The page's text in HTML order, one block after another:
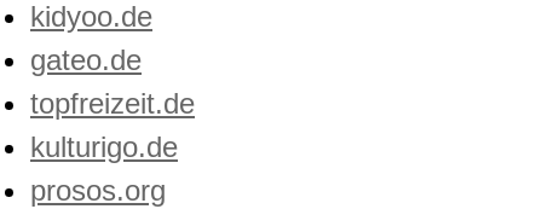
kidyoo.de
gateo.de
topfreizeit.de
kulturigo.de
prosos.org